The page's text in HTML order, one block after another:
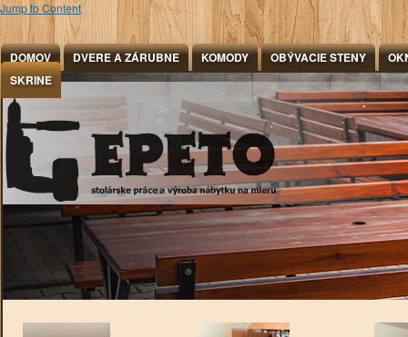
Jump to Content
DOMOV DVERE A ZÁRUBNE KOMODY OBÝVACIE STENY
SKRINE